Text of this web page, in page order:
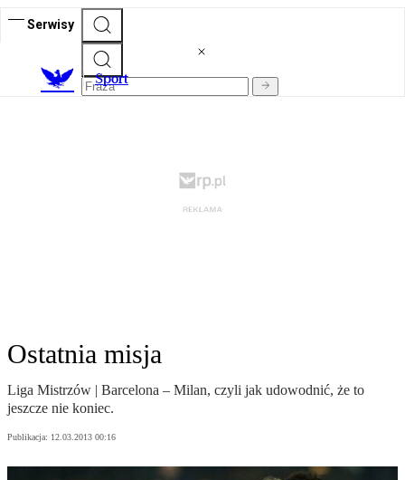
Serwisy
Sport
Ostatnia misja
Liga Mistrzów | Barcelona – Milan, czyli jak udowodnić, że to
jeszcze nie koniec.
Publikacja: 12.03.2013 00:16